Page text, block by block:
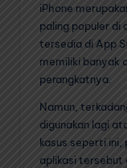
iPhone
paling populer di
tersedia di App
memiliki banyak
perangkatnya.
Namun,
digunakan lagi
kasus seperti
aplikasi tersebut